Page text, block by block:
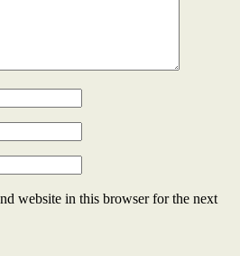
website in this browser for the next